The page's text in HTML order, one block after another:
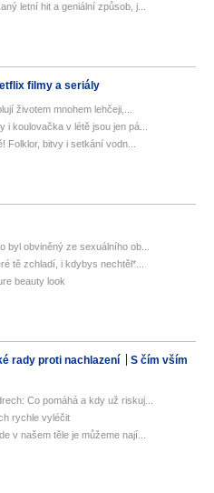
letní hit a geniální způsob, j...
filmy a seriály
životem mnohem lehčeji,...
i koulovačka v létě jsou jen pá...
Folklor, bitvy i setkání vodn...
byl obviněný ze sexuálního ob...
tě zchladí, i kdybys nechtěl*...
beauty look
rady proti nachlazení
S čím vším
Co pomáhá a kdy už riskuj...
rychle vyléčit
v našem těle je můžeme nají...